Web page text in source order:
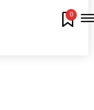
0